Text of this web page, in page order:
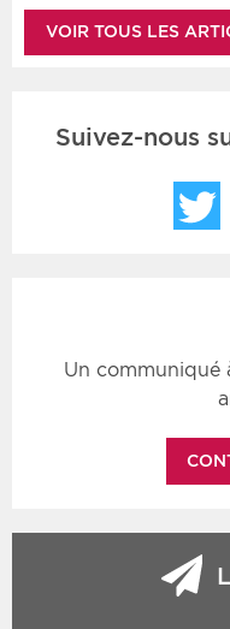
VOIR TOUS LES
Suivez-nous
Un communiqué